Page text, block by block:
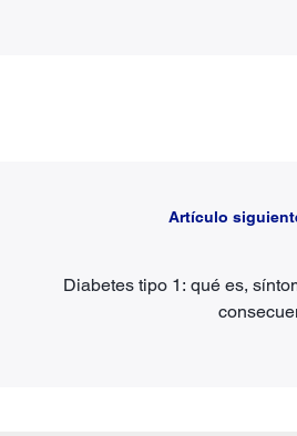
Artículo
Diabetes tipo 1: qué es,